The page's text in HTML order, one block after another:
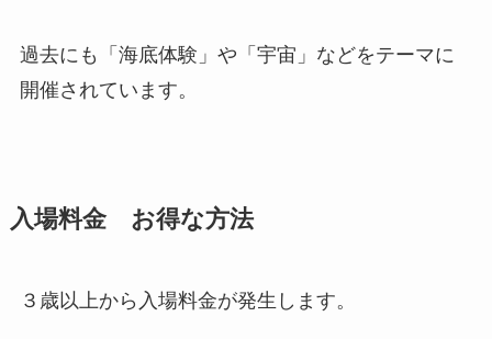
過去にも「海底体験」や「宇宙」などをテーマに
開催されています。
入場料金 お得な方法
３歳以上から入場料金が発生します。